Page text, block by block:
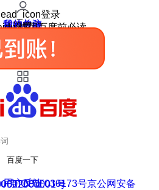
登录
我的关注
我的收藏
皮肤中心
用户反馈
设置
使用百度前必读
百度一下
用户反馈
京ICP证030173号
备11000002000001号